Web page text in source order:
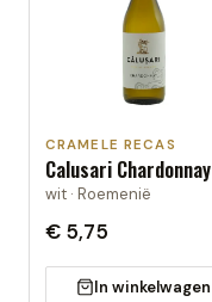
CRAMELE RECAS
Calusari Chardonnay
wit · Roemenië
€ 5,75
In winkelwagen